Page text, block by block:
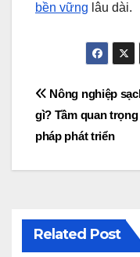
bền vững lâu dài.
Điều
hướng
bài
Nông nghiệp
gì? Tầm quan trọng
pháp phát triển
Related Post